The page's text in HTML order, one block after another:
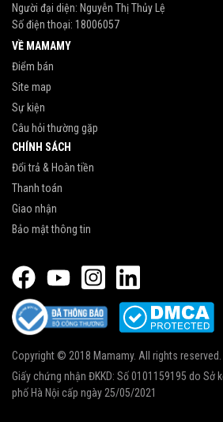
Người đại diện: Nguyễn Thị Thủy Lệ
Số điện thoại: 18006057
VỀ MAMAMY
Điểm bán
Site map
Sự kiện
Câu hỏi thường gặp
CHÍNH SÁCH
Đổi trả & Hoàn tiền
Thanh toán
Giao nhận
Bảo mật thông tin
Copyright © 2018 Mamamy. All rights reserved.
Giấy chứng nhận ĐKKD: Số 0101159195 do Sở
phố Hà Nội cấp ngày 25/05/2021